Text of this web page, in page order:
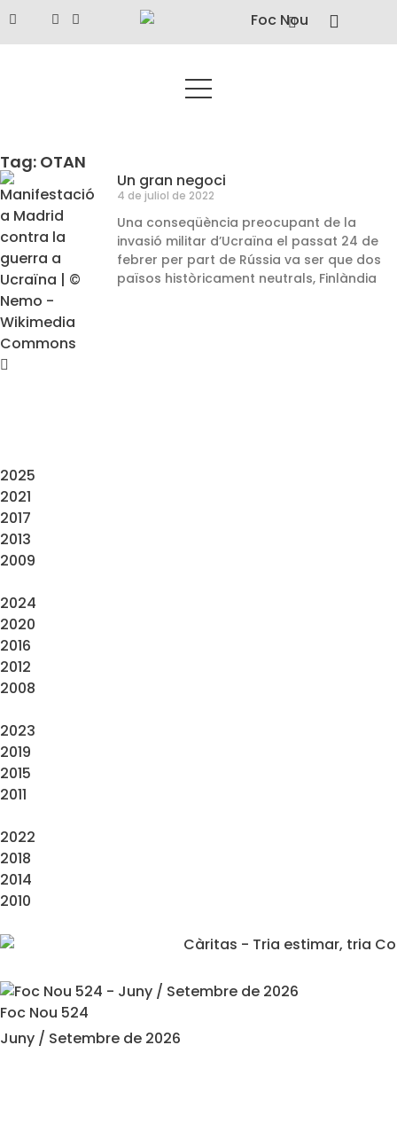
Tag: OTAN
Un gran negoci
4 de juliol de 2022
Una conseqüència preocupant de la
invasió militar d’Ucraïna el passat 24 de
febrer per part de Rússia va ser que dos
països històricament neutrals, Finlàndia
2025
2021
2017
2013
2009
2024
2020
2016
2012
2008
2023
2019
2015
2011
2022
2018
2014
2010
Foc Nou 524
Juny / Setembre de 2026